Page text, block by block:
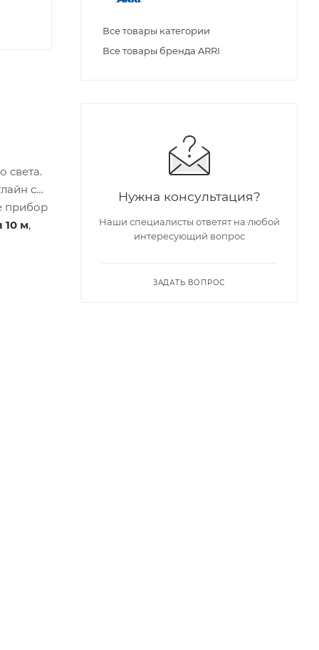
света.
с
прибор
10 м,
Все товары категории
Все товары бренда ARRI
Нужна консультация?
Наши специалисты ответят на любой
интересующий вопрос
ЗАДАТЬ ВОПРОС